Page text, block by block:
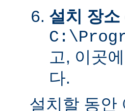
설치 장
고, 이곳에
다.
설치할 동안